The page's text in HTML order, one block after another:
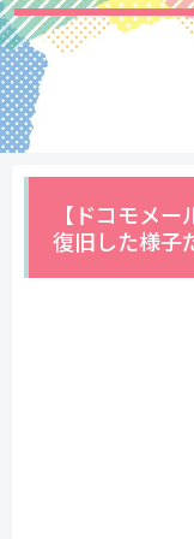
【ドコモメ
復旧した様子